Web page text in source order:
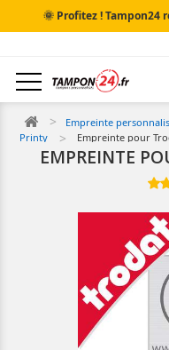
🌞 Profitez ! Tampon24
Empreinte
Printy
Empreinte pour
EMPREINTE